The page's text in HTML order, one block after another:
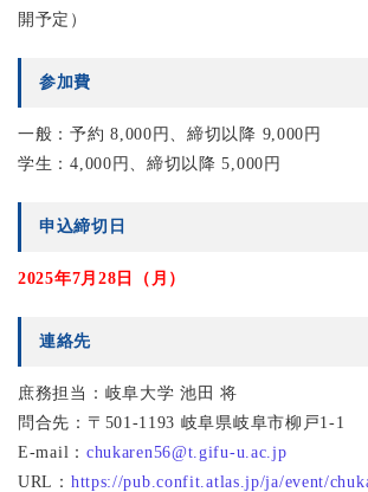
開予定）
参加費
一般：予約 8,000円、締切以降 9,000円
学生：4,000円、締切以降 5,000円
申込締切日
2025年7月28日（月）
連絡先
庶務担当：岐阜大学 池田 将
問合先：〒501-1193 岐阜県岐阜市柳戸1-1
E-mail： chukaren56@t.gifu-u.ac.jp
URL： https://pub.confit.atlas.jp/ja/event/